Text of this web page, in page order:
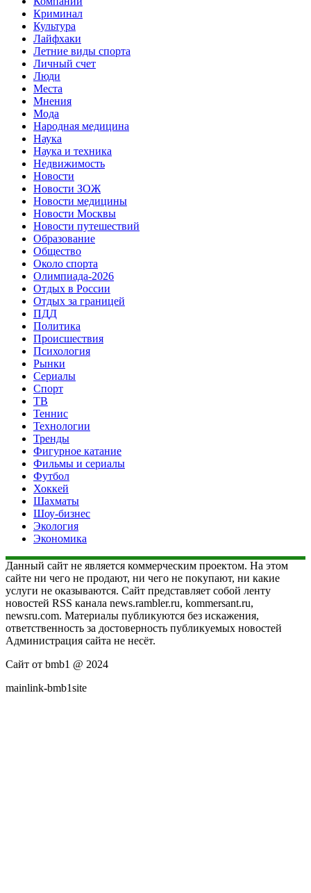
Криминал
Культура
Лайфхаки
Летние виды спорта
Личный счет
Люди
Места
Мнения
Мода
Народная медицина
Наука
Наука и техника
Недвижимость
Новости
Новости ЗОЖ
Новости медицины
Новости Москвы
Новости путешествий
Образование
Общество
Около спорта
Олимпиада-2026
Отдых в России
Отдых за границей
ПДД
Политика
Происшествия
Психология
Рынки
Сериалы
Спорт
ТВ
Теннис
Технологии
Тренды
Фигурное катание
Фильмы и сериалы
Футбол
Хоккей
Шахматы
Шоу-бизнес
Экология
Экономика
Данный сайт не является коммерческим проектом. На этом
сайте ни чего не продают, ни чего не покупают, ни какие
услуги не оказываются. Сайт представляет собой ленту
новостей RSS канала news.rambler.ru, kommersant.ru,
newsru.com. Материалы публикуются без искажения,
ответственность за достоверность публикуемых новостей
Администрация сайта не несёт.
Сайт от bmb1 @ 2024
mainlink-bmb1site